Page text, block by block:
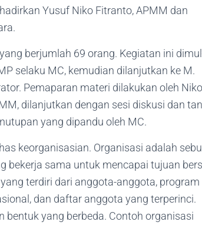
Yusuf Niko Fitranto, APMM dan
berjumlah 69 orang. Kegiatan ini
selaku MC, kemudian dilanjutkan ke M.
Pemaparan materi dilakukan oleh Niko
dilanjutkan dengan sesi diskusi dan
yang dipandu oleh MC.
keorganisasian. Organisasi adalah
bekerja sama untuk mencapai tujuan
terdiri dari anggota-anggota, program
dan daftar anggota yang terperinci.
bentuk yang berbeda. Contoh organisasi